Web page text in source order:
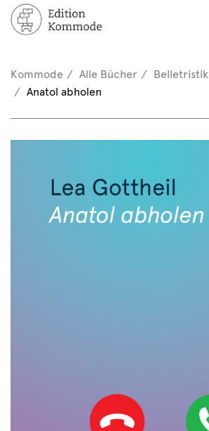
/ Registrieren
(0)
Kommode Alle Bücher
Belletristik
Anatol abholen